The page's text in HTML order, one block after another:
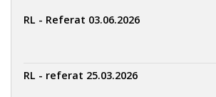
RL - Referat 03.06.2026
RL - referat 25.03.2026